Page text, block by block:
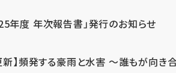
年度 年次報告書」発行のお知らせ
新】頻発する豪雨と水害 ～誰もが向き